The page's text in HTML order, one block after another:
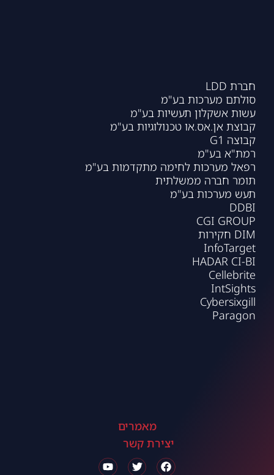
חברת LDD
סולתם מערכות בע"מ
עשות אשקלון תעשיות בע"מ
קבוצת אן.אס.או טכנולוגיות בע"מ
קבוצה G1
רמת"א בע"מ
רפאל מערכות לחימה מתקדמות בע"מ
תומר חברה ממשלתית
תעש מערכות בע"מ
DDBI
CGI GROUP
DIM חקירות
InfoTarget
HADAR CI-BI
Cellebrite
IntSights
Cybersixgill
Paragon
מאמרים
יצירת קשר